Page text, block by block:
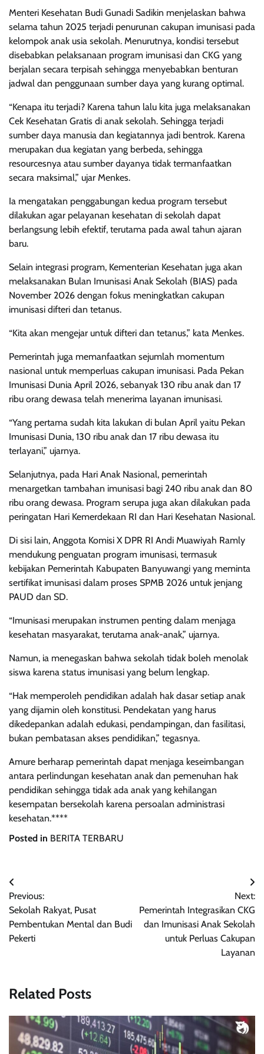
Menteri Kesehatan Budi Gunadi Sadikin menjelaskan bahwa
selama tahun 2025 terjadi penurunan cakupan imunisasi pada
kelompok anak usia sekolah. Menurutnya, kondisi tersebut
disebabkan pelaksanaan program imunisasi dan CKG yang
berjalan secara terpisah sehingga menyebabkan benturan
jadwal dan penggunaan sumber daya yang kurang optimal.
“Kenapa itu terjadi? Karena tahun lalu kita juga melaksanakan
Cek Kesehatan Gratis di anak sekolah. Sehingga terjadi
sumber daya manusia dan kegiatannya jadi bentrok. Karena
merupakan dua kegiatan yang berbeda, sehingga
resourcesnya atau sumber dayanya tidak termanfaatkan
secara maksimal,” ujar Menkes.
Ia mengatakan penggabungan kedua program tersebut
dilakukan agar pelayanan kesehatan di sekolah dapat
berlangsung lebih efektif, terutama pada awal tahun ajaran
baru.
Selain integrasi program, Kementerian Kesehatan juga akan
melaksanakan Bulan Imunisasi Anak Sekolah (BIAS) pada
November 2026 dengan fokus meningkatkan cakupan
imunisasi difteri dan tetanus.
“Kita akan mengejar untuk difteri dan tetanus,” kata Menkes.
Pemerintah juga memanfaatkan sejumlah momentum
nasional untuk memperluas cakupan imunisasi. Pada Pekan
Imunisasi Dunia April 2026, sebanyak 130 ribu anak dan 17
ribu orang dewasa telah menerima layanan imunisasi.
“Yang pertama sudah kita lakukan di bulan April yaitu Pekan
Imunisasi Dunia, 130 ribu anak dan 17 ribu dewasa itu
terlayani,” ujarnya.
Selanjutnya, pada Hari Anak Nasional, pemerintah
menargetkan tambahan imunisasi bagi 240 ribu anak dan 80
ribu orang dewasa. Program serupa juga akan dilakukan pada
peringatan Hari Kemerdekaan RI dan Hari Kesehatan Nasional.
Di sisi lain, Anggota Komisi X DPR RI Andi Muawiyah Ramly
mendukung penguatan program imunisasi, termasuk
kebijakan Pemerintah Kabupaten Banyuwangi yang meminta
sertifikat imunisasi dalam proses SPMB 2026 untuk jenjang
PAUD dan SD.
“Imunisasi merupakan instrumen penting dalam menjaga
kesehatan masyarakat, terutama anak-anak,” ujarnya.
Namun, ia menegaskan bahwa sekolah tidak boleh menolak
siswa karena status imunisasi yang belum lengkap.
“Hak memperoleh pendidikan adalah hak dasar setiap anak
yang dijamin oleh konstitusi. Pendekatan yang harus
dikedepankan adalah edukasi, pendampingan, dan fasilitasi,
bukan pembatasan akses pendidikan,” tegasnya.
Amure berharap pemerintah dapat menjaga keseimbangan
antara perlindungan kesehatan anak dan pemenuhan hak
pendidikan sehingga tidak ada anak yang kehilangan
kesempatan bersekolah karena persoalan administrasi
kesehatan.****
Posted in BERITA TERBARU
Post
navigation
Previous:
Sekolah Rakyat, Pusat
Pembentukan Mental dan Budi
Pekerti
Next:
Pemerintah Integrasikan CKG
dan Imunisasi Anak Sekolah
untuk Perluas Cakupan
Layanan
Related Posts